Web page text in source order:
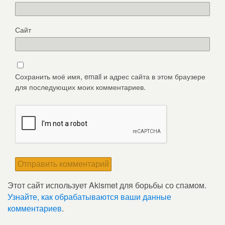
Сайт
Сохранить моё имя, email и адрес сайта в этом браузере
для последующих моих комментариев.
Этот сайт использует Akismet для борьбы со спамом.
Узнайте, как обрабатываются ваши данные
комментариев.